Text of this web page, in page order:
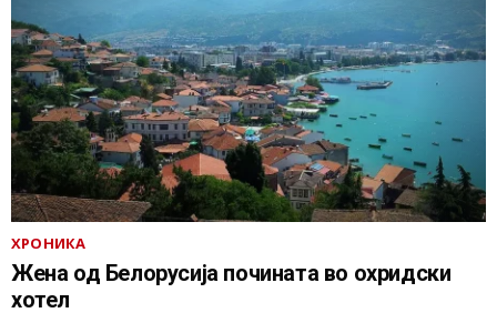
ХРОНИКА
Жена од Белорусија почината во охридски
хотел